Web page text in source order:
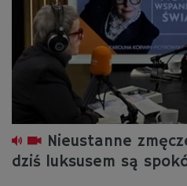
Nieustanne
dziś luksusem są